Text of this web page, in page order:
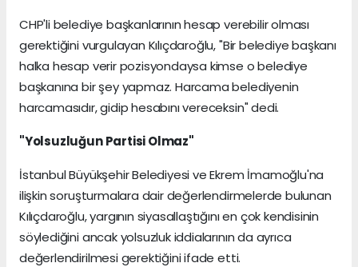
CHP'li belediye başkanlarının hesap verebilir olması
gerektiğini vurgulayan Kılıçdaroğlu, "Bir belediye başkanı
halka hesap verir pozisyondaysa kimse o belediye
başkanına bir şey yapmaz. Harcama belediyenin
harcamasıdır, gidip hesabını vereceksin" dedi.
"Yolsuzluğun Partisi Olmaz"
İstanbul Büyükşehir Belediyesi ve Ekrem İmamoğlu'na
ilişkin soruşturmalara dair değerlendirmelerde bulunan
Kılıçdaroğlu, yargının siyasallaştığını en çok kendisinin
söylediğini ancak yolsuzluk iddialarının da ayrıca
değerlendirilmesi gerektiğini ifade etti.